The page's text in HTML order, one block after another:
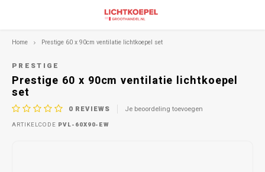
Home Prestige 60 x 90cm ventilatie lichtkoepel set
PRESTIGE
Prestige 60 x 90cm ventilatie lichtkoepel
set
0 REVIEWS Je beoordeling toevoegen
ARTIKELCODE PVL-60X90-EW